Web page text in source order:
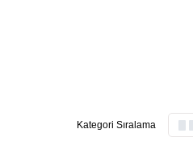
Kategori Sıralama